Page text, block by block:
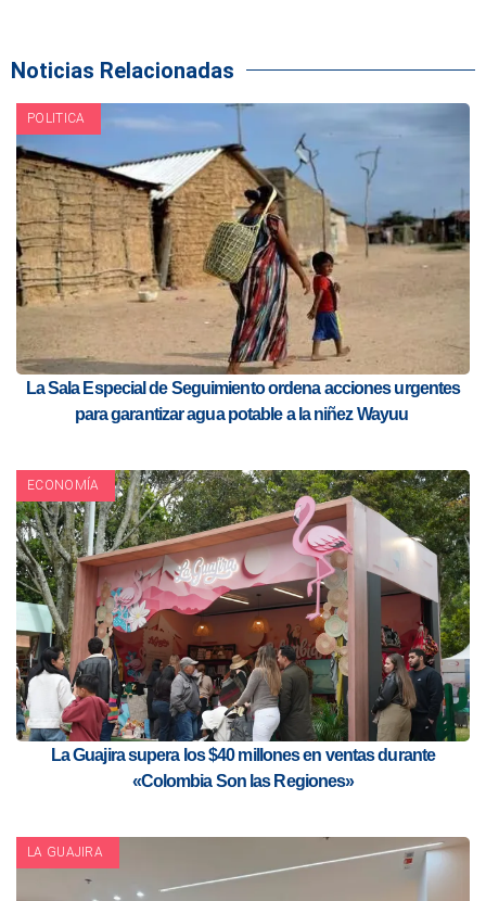
Noticias Relacionadas
POLITICA
La Sala Especial de Seguimiento ordena acciones urgentes
para garantizar agua potable a la niñez Wayuu
ECONOMÍA
La Guajira supera los $40 millones en ventas durante
«Colombia Son las Regiones»
LA GUAJIRA